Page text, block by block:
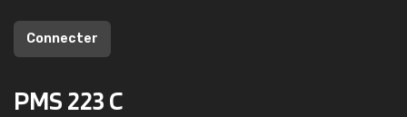
Connecter
PMS 223 C